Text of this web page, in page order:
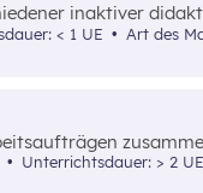
inaktiver
< 1 UE
Art und
vermittelt.
Unterrichtsdauer: > 2 UE